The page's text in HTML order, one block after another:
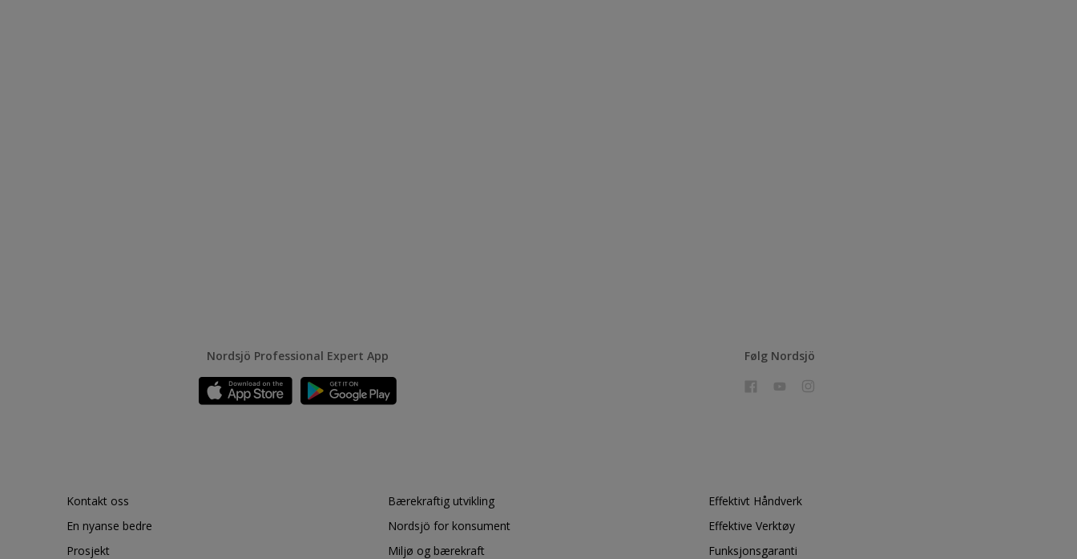
Nordsjö Professional Expert App Følg Nordsjö
Kontakt oss
En nyanse bedre
Prosjekt
Bærekraftig utvikling
Nordsjö for konsument
Miljø og bærekraft
Effektivt Håndverk
Effektive Verktøy
Funksjonsgaranti